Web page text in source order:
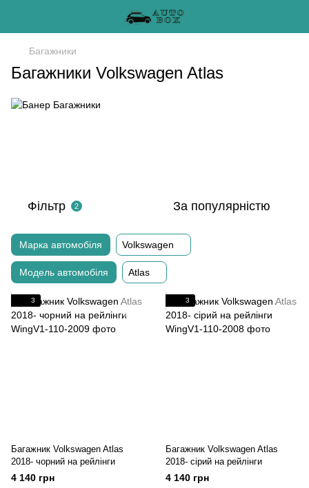
Багажники
Багажники Volkswagen Atlas
Фільтр 2 За популярністю
Марка автомобіля Volkswagen
Модель автомобіля Atlas
3
Багажник Volkswagen Atlas
2018- чорний на рейлінги
4 140 грн
3
Багажник Volkswagen Atlas
2018- cірий на рейлінги
4 140 грн